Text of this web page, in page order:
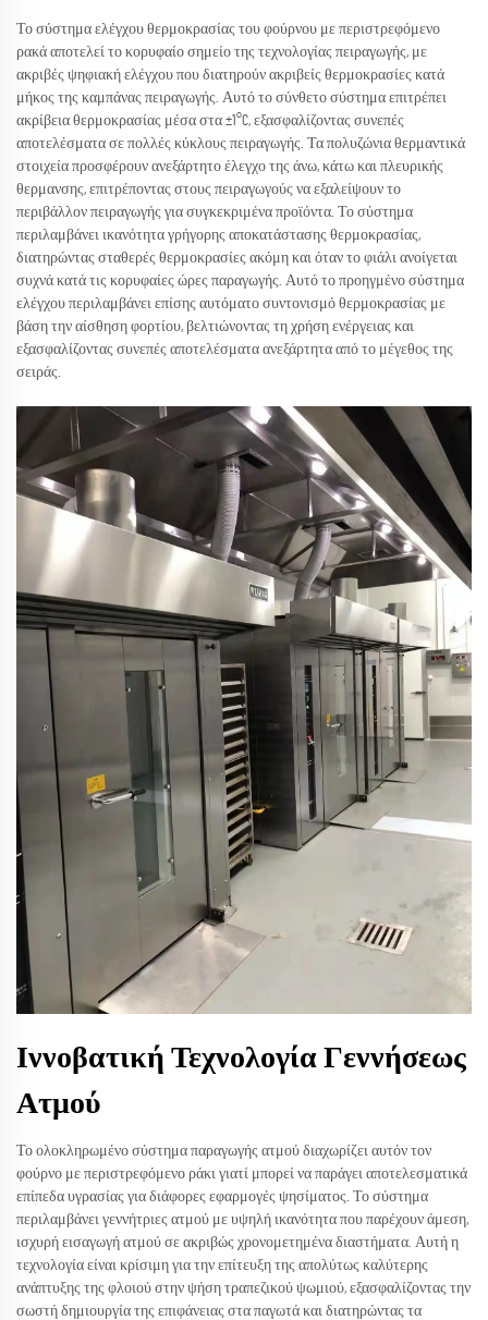
Το σύστημα ελέγχου θερμοκρασίας του φούρνου με περιστρεφόμενο
ρακά αποτελεί το κορυφαίο σημείο της τεχνολογίας πειραγωγής, με
ακριβές ψηφιακή ελέγχου που διατηρούν ακριβείς θερμοκρασίες κατά
μήκος της καμπάνας πειραγωγής. Αυτό το σύνθετο σύστημα επιτρέπει
ακρίβεια θερμοκρασίας μέσα στα ±1°C, εξασφαλίζοντας συνεπές
αποτελέσματα σε πολλές κύκλους πειραγωγής. Τα πολυζώνια θερμαντικά
στοιχεία προσφέρουν ανεξάρτητο έλεγχο της άνω, κάτω και πλευρικής
θερμανσης, επιτρέποντας στους πειραγωγούς να εξαλείψουν το
περιβάλλον πειραγωγής για συγκεκριμένα προϊόντα. Το σύστημα
περιλαμβάνει ικανότητα γρήγορης αποκατάστασης θερμοκρασίας,
διατηρώντας σταθερές θερμοκρασίες ακόμη και όταν το φιάλι ανοίγεται
συχνά κατά τις κορυφαίες ώρες παραγωγής. Αυτό το προηγμένο σύστημα
ελέγχου περιλαμβάνει επίσης αυτόματο συντονισμό θερμοκρασίας με
βάση την αίσθηση φορτίου, βελτιώνοντας τη χρήση ενέργειας και
εξασφαλίζοντας συνεπές αποτελέσματα ανεξάρτητα από το μέγεθος της
σειράς.
Ιννοβατική Τεχνολογία Γεννήσεως
Ατμού
Το ολοκληρωμένο σύστημα παραγωγής ατμού διαχωρίζει αυτόν τον
φούρνο με περιστρεφόμενο ράκι γιατί μπορεί να παράγει αποτελεσματικά
επίπεδα υγρασίας για διάφορες εφαρμογές ψησίματος. Το σύστημα
περιλαμβάνει γεννήτριες ατμού με υψηλή ικανότητα που παρέχουν άμεση,
ισχυρή εισαγωγή ατμού σε ακριβώς χρονομετημένα διαστήματα. Αυτή η
τεχνολογία είναι κρίσιμη για την επίτευξη της απολύτως καλύτερης
ανάπτυξης της φλοιού στην ψήση τραπεζικού ψωμιού, εξασφαλίζοντας την
σωστή δημιουργία της επιφάνειας στα παγωτά και διατηρώντας τα